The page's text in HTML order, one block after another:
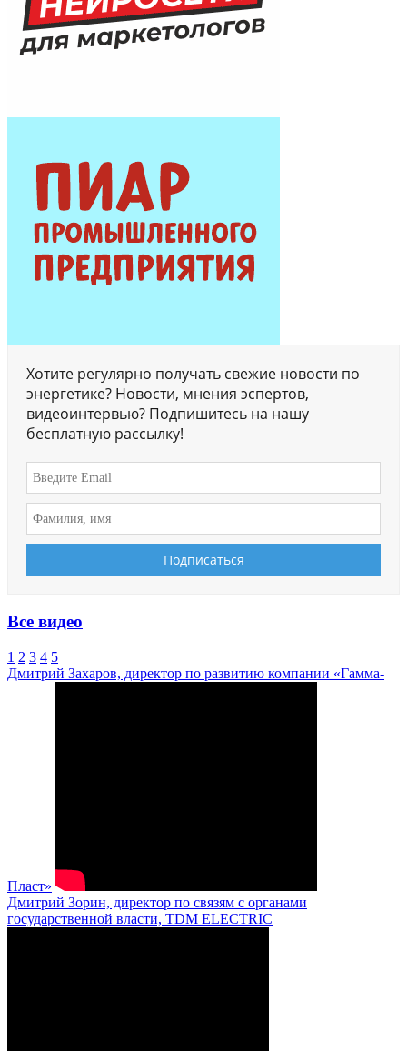
Хотите регулярно получать свежие новости по
энергетике? Новости, мнения эспертов,
видеоинтервью? Подпишитесь на нашу
бесплатную рассылку!
Все видео
1 2 3 4 5
Дмитрий Захаров, директор по развитию компании «Гамма-
Пласт»
Дмитрий Зорин, директор по связям с органами
государственной власти, TDM ELECTRIC